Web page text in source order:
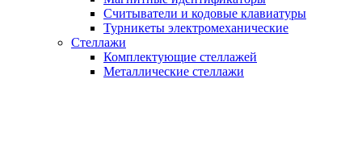
Считыватели и кодовые клавиатуры
Турникеты электромеханические
Стеллажи
Комплектующие стеллажей
Металлические стеллажи